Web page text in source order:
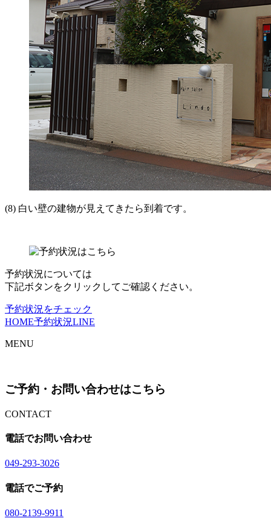
(8) 白い壁の建物が見えてきたら到着です。
予約状況については
下記ボタンをクリックしてご確認ください。
予約状況をチェック
HOME予約状況LINE
MENU
ご予約・お問い合わせはこちら
CONTACT
電話でお問い合わせ
049-293-3026
電話でご予約
080-2139-9911